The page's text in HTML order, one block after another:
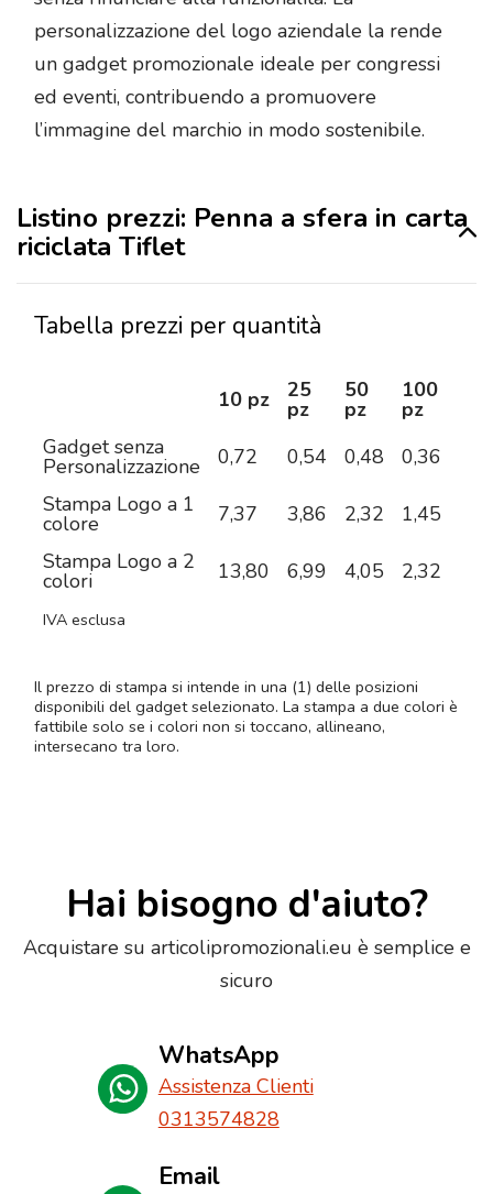
personalizzazione del logo aziendale la rende
un gadget promozionale ideale per congressi
ed eventi, contribuendo a promuovere
l’immagine del marchio in modo sostenibile.
Listino prezzi: Penna a sfera in carta
riciclata Tiflet
Tabella prezzi per quantità
10 pz 25
pz
50
pz
100
pz
Gadget senza
Personalizzazione 0,72 0,54 0,48 0,36
Stampa Logo a 1
colore 7,37 3,86 2,32 1,45
Stampa Logo a 2
colori 13,80 6,99 4,05 2,32
IVA esclusa
Il prezzo di stampa si intende in una (1) delle posizioni
disponibili del gadget selezionato. La stampa a due colori è
fattibile solo se i colori non si toccano, allineano,
intersecano tra loro.
Hai bisogno d'aiuto?
Acquistare su articolipromozionali.eu è semplice e
sicuro
WhatsApp
Assistenza Clienti
0313574828
Email